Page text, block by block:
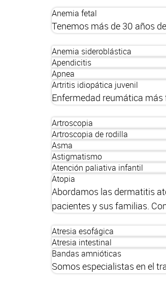
Anemia fetal
Tenemos más de 30 años
Anemia sideroblástica
Apendicitis
Apnea
Artritis idiopática juvenil
Enfermedad reumática más
Artroscopia
Artroscopia de rodilla
Asma
Astigmatismo
Atención paliativa infantil
Atopia
Abordamos las dermatitis
pacientes y sus familias.
Atresia esofágica
Atresia intestinal
Bandas amnióticas
Somos especialistas en el